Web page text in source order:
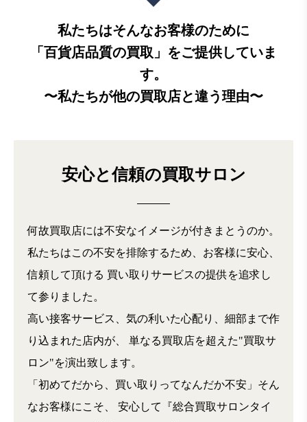
私たちはそんなお客様のために
「百貨店品質の買取」をご提供していま
す。
〜私たちが他の買取店と違う理由〜
安心と信頼の買取サロン
何故買取店には不安なイメージが付きまとうのか。
私たちはこの不安を排除するため、お客様に安心、
信頼して頂ける 買い取りサービスの提供を追求し
て参りました。
高い接客サービス、気の利いた心配り、細部まで作
り込まれた店内が、
単なる買取店を超えた"買取サ
ロン"を演出致します。
「初めてだから、買い取りってなんだか不安」そん
なお客様にこそ、
安心して『総合買取サロンタイ